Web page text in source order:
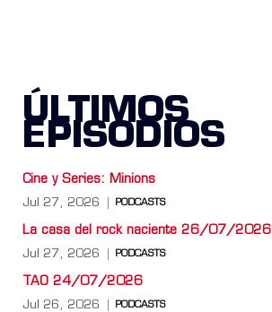
ÚLTIMOS
EPISODIOS
Cine y Series: Minions
Jul 27, 2026 PODCASTS
La casa del rock naciente 26/07/2026
Jul 27, 2026 PODCASTS
TAO 24/07/2026
Jul 26, 2026 PODCASTS